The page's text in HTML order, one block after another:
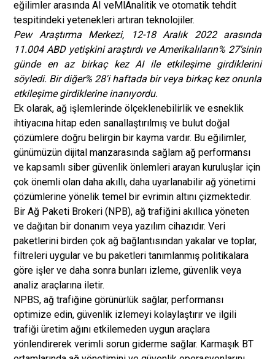
eğilimler arasında AI veMlAnalitik ve otomatik tehdit
tespitindeki yetenekleri artıran teknolojiler.
Pew Araştırma Merkezi, 12-18 Aralık 2022 arasında
11.004 ABD yetişkini araştırdı ve Amerikalıların% 27'sinin
günde en az birkaç kez AI ile etkileşime girdiklerini
söyledi. Bir diğer% 28'i haftada bir veya birkaç kez onunla
etkileşime girdiklerine inanıyordu.
Ek olarak, ağ işlemlerinde ölçeklenebilirlik ve esneklik
ihtiyacına hitap eden sanallaştırılmış ve bulut doğal
çözümlere doğru belirgin bir kayma vardır. Bu eğilimler,
günümüzün dijital manzarasında sağlam ağ performansı
ve kapsamlı siber güvenlik önlemleri arayan kuruluşlar için
çok önemli olan daha akıllı, daha uyarlanabilir ağ yönetimi
çözümlerine yönelik temel bir evrimin altını çizmektedir.
Bir Ağ Paketi Brokeri (NPB), ağ trafiğini akıllıca yöneten
ve dağıtan bir donanım veya yazılım cihazıdır. Veri
paketlerini birden çok ağ bağlantısından yakalar ve toplar,
filtreleri uygular ve bu paketleri tanımlanmış politikalara
göre işler ve daha sonra bunları izleme, güvenlik veya
analiz araçlarına iletir.
NPBS, ağ trafiğine görünürlük sağlar, performansı
optimize edin, güvenlik izlemeyi kolaylaştırır ve ilgili
trafiği üretim ağını etkilemeden uygun araçlara
yönlendirerek verimli sorun giderme sağlar. Karmaşık BT